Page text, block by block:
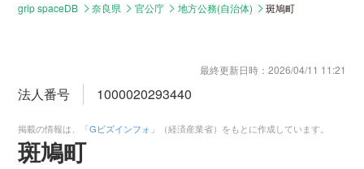
grip spaceDB 奈良県 官公庁 地方公務(自治体) 斑鳩町
最終更新日時： 2026/04/11 11:21
法人番号 1000020293440
掲載の情報は、「Gビズインフォ 」（経済産業省）をもとに作成しています。
斑鳩町